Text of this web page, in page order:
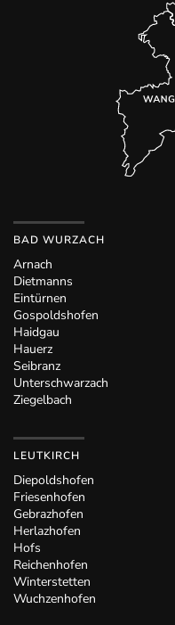
BAD WURZACH
Arnach
Dietmanns
Eintürnen
Gospoldshofen
Haidgau
Hauerz
Seibranz
Unterschwarzach
Ziegelbach
LEUTKIRCH
Diepoldshofen
Friesenhofen
Gebrazhofen
Herlazhofen
Hofs
Reichenhofen
Winterstetten
Wuchzenhofen